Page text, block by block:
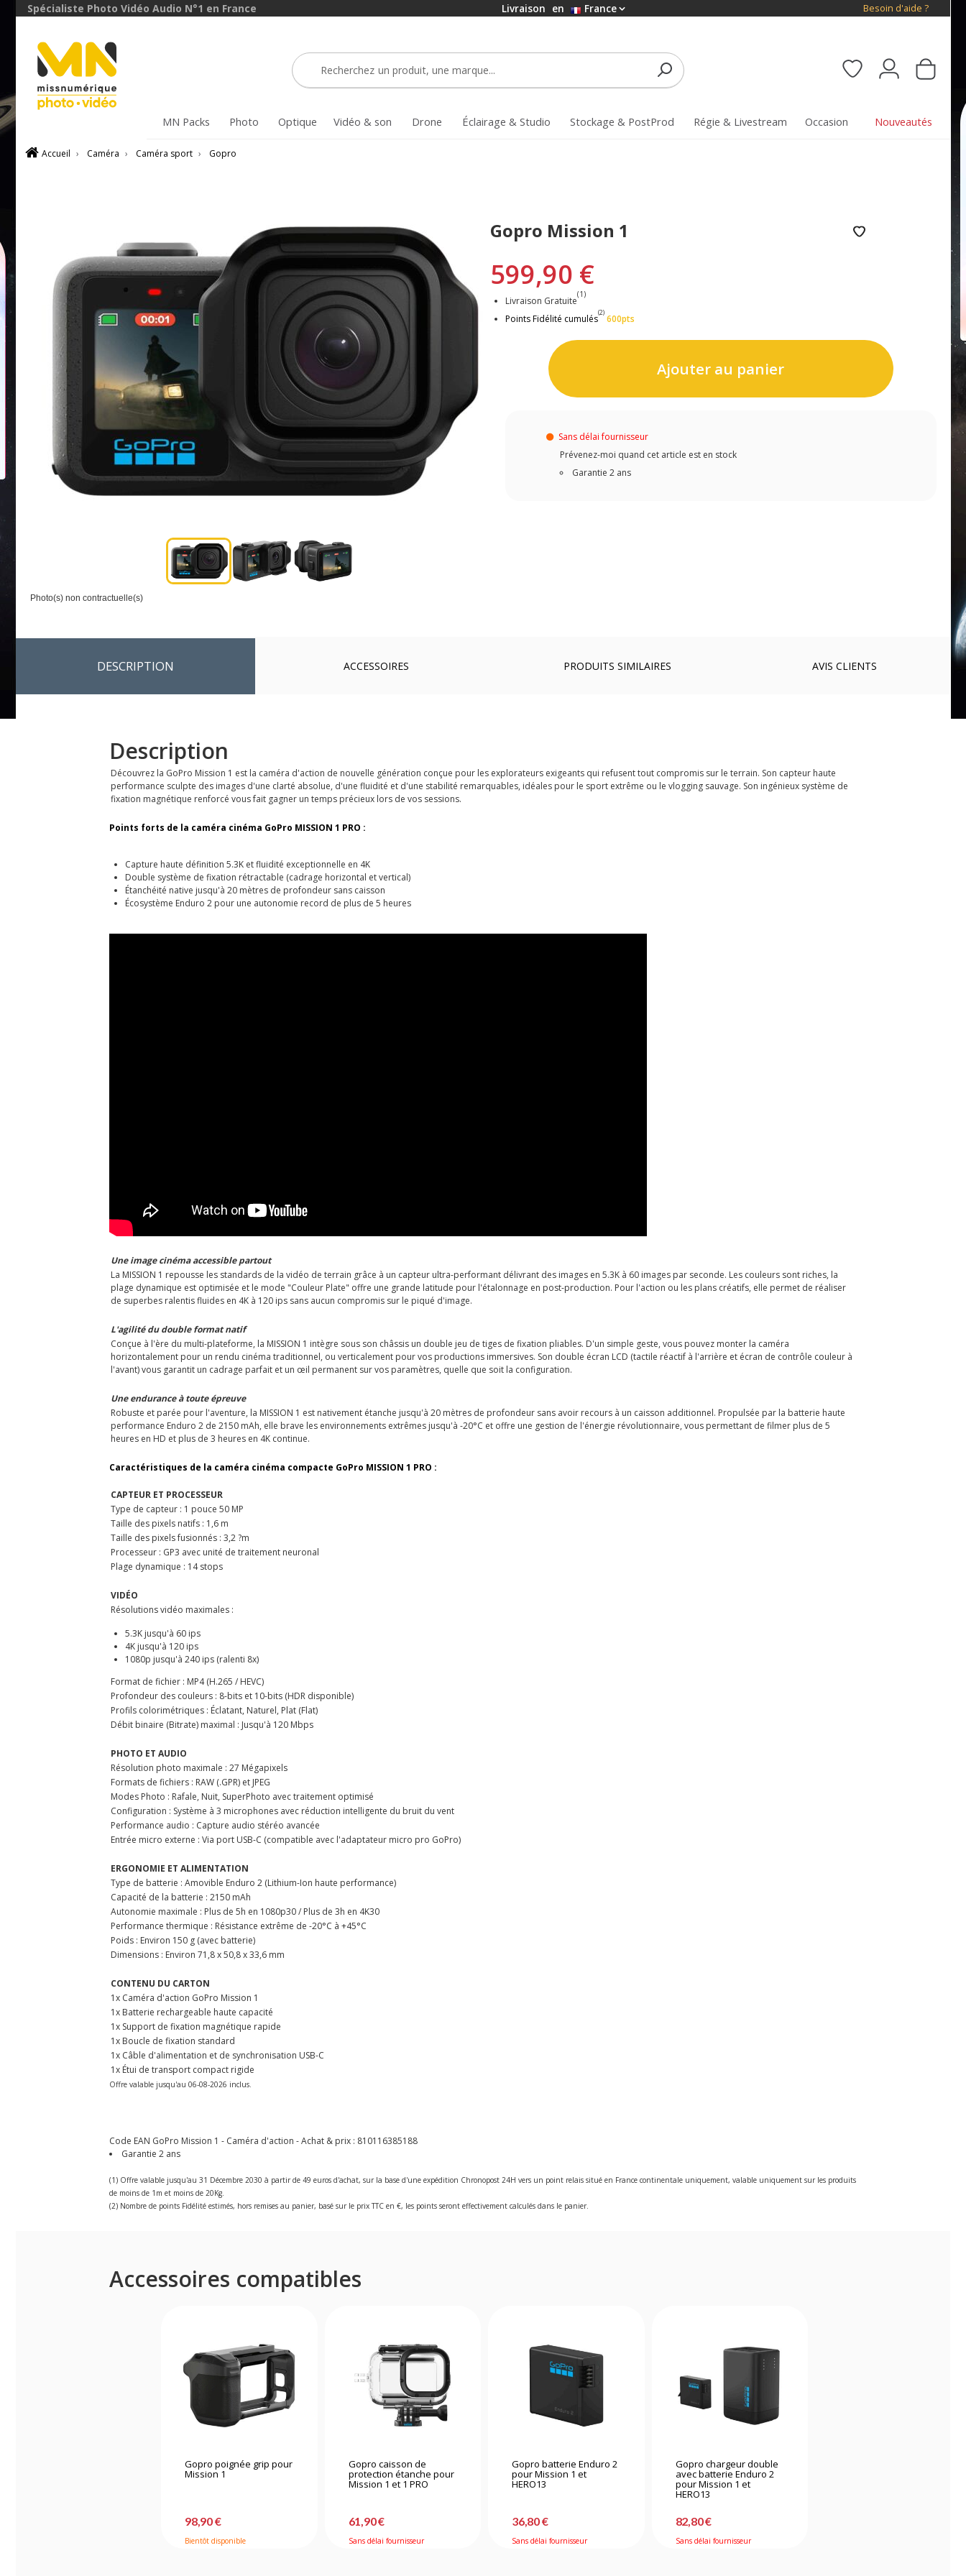
Spécialiste Photo Vidéo Audio N°1 en France Livraison en France Besoin d'aide ?
MN Packs Photo Optique Vidéo & son Drone Éclairage & Studio Stockage & PostProd Régie & Livestream Occasion Nouveautés
Accueil › Caméra › Caméra sport › Gopro
Photo(s) non contractuelle(s)
Gopro Mission 1
599,90 €
Livraison Gratuite
(1)
Points Fidélité cumulés
(2)
600pts
Ajouter au panier
Sans délai fournisseur
Prévenez-moi quand cet article est en stock
Garantie 2 ans
DESCRIPTION ACCESSOIRES PRODUITS SIMILAIRES AVIS CLIENTS
Description
Découvrez la GoPro Mission 1 est la caméra d'action de nouvelle génération conçue pour les explorateurs exigeants qui refusent tout compromis sur le terrain. Son capteur haute
performance sculpte des images d'une clarté absolue, d'une fluidité et d'une stabilité remarquables, idéales pour le sport extrême ou le vlogging sauvage. Son ingénieux système de
fixation magnétique renforcé vous fait gagner un temps précieux lors de vos sessions.
Points forts de la caméra cinéma GoPro MISSION 1 PRO :
Capture haute définition 5.3K et fluidité exceptionnelle en 4K
Double système de fixation rétractable (cadrage horizontal et vertical)
Étanchéité native jusqu'à 20 mètres de profondeur sans caisson
Écosystème Enduro 2 pour une autonomie record de plus de 5 heures
Une image cinéma accessible partout
La MISSION 1 repousse les standards de la vidéo de terrain grâce à un capteur ultra-performant délivrant des images en 5.3K à 60 images par seconde. Les couleurs sont riches, la
plage dynamique est optimisée et le mode "Couleur Plate" offre une grande latitude pour l'étalonnage en post-production. Pour l'action ou les plans créatifs, elle permet de réaliser
de superbes ralentis fluides en 4K à 120 ips sans aucun compromis sur le piqué d'image.
L'agilité du double format natif
Conçue à l'ère du multi-plateforme, la MISSION 1 intègre sous son châssis un double jeu de tiges de fixation pliables. D'un simple geste, vous pouvez monter la caméra
horizontalement pour un rendu cinéma traditionnel, ou verticalement pour vos productions immersives. Son double écran LCD (tactile réactif à l'arrière et écran de contrôle couleur à
l'avant) vous garantit un cadrage parfait et un œil permanent sur vos paramètres, quelle que soit la configuration.
Une endurance à toute épreuve
Robuste et parée pour l'aventure, la MISSION 1 est nativement étanche jusqu'à 20 mètres de profondeur sans avoir recours à un caisson additionnel. Propulsée par la batterie haute
performance Enduro 2 de 2150 mAh, elle brave les environnements extrêmes jusqu'à -20°C et offre une gestion de l'énergie révolutionnaire, vous permettant de filmer plus de 5
heures en HD et plus de 3 heures en 4K continue.
Caractéristiques de la caméra cinéma compacte GoPro MISSION 1 PRO :
CAPTEUR ET PROCESSEUR
Type de capteur : 1 pouce 50 MP
Taille des pixels natifs : 1,6 m
Taille des pixels fusionnés : 3,2 ?m
Processeur : GP3 avec unité de traitement neuronal
Plage dynamique : 14 stops
VIDÉO
Résolutions vidéo maximales :
5.3K jusqu'à 60 ips
4K jusqu'à 120 ips
1080p jusqu'à 240 ips (ralenti 8x)
Format de fichier : MP4 (H.265 / HEVC)
Profondeur des couleurs : 8-bits et 10-bits (HDR disponible)
Profils colorimétriques : Éclatant, Naturel, Plat (Flat)
Débit binaire (Bitrate) maximal : Jusqu'à 120 Mbps
PHOTO ET AUDIO
Résolution photo maximale : 27 Mégapixels
Formats de fichiers : RAW (.GPR) et JPEG
Modes Photo : Rafale, Nuit, SuperPhoto avec traitement optimisé
Configuration : Système à 3 microphones avec réduction intelligente du bruit du vent
Performance audio : Capture audio stéréo avancée
Entrée micro externe : Via port USB-C (compatible avec l'adaptateur micro pro GoPro)
ERGONOMIE ET ALIMENTATION
Type de batterie : Amovible Enduro 2 (Lithium-Ion haute performance)
Capacité de la batterie : 2150 mAh
Autonomie maximale : Plus de 5h en 1080p30 / Plus de 3h en 4K30
Performance thermique : Résistance extrême de -20°C à +45°C
Poids : Environ 150 g (avec batterie)
Dimensions : Environ 71,8 x 50,8 x 33,6 mm
CONTENU DU CARTON
1x Caméra d'action GoPro Mission 1
1x Batterie rechargeable haute capacité
1x Support de fixation magnétique rapide
1x Boucle de fixation standard
1x Câble d'alimentation et de synchronisation USB-C
1x Étui de transport compact rigide
Offre valable jusqu'au 06-08-2026 inclus.
Code EAN GoPro Mission 1 - Caméra d'action - Achat & prix : 810116385188
Garantie 2 ans
(1) Offre valable jusqu'au 31 Décembre 2030 à partir de 49 euros d'achat, sur la base d'une expédition Chronopost 24H vers un point relais situé en France continentale uniquement, valable uniquement sur les produits
de moins de 1m et moins de 20Kg.
(2) Nombre de points Fidélité estimés, hors remises au panier, basé sur le prix TTC en €, les points seront effectivement calculés dans le panier.
Accessoires compatibles
Gopro poignée grip pour
Mission 1
98,90 €
Bientôt disponible
Gopro caisson de
protection étanche pour
Mission 1 et 1 PRO
61,90 €
Sans délai fournisseur
Gopro batterie Enduro 2
pour Mission 1 et
HERO13
36,80 €
Sans délai fournisseur
Gopro chargeur double
avec batterie Enduro 2
pour Mission 1 et
HERO13
82,80 €
Sans délai fournisseur